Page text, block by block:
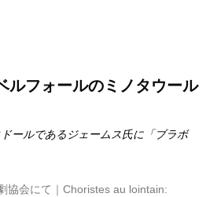
ルフォールのミノタウール
ールであるジェームス氏に「ブラボ
協会にて｜Choristes au lointain: